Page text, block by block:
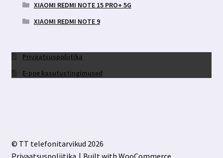
XIAOMI REDMI NOTE 15 PRO+ 5G
XIAOMI REDMI NOTE 9
Privaatsuspoliitika
E-poe kasutustingimused
© TT telefonitarvikud 2026
Privaatsuspoliitika
Built with WooCommerce